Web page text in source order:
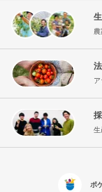
生
ポ